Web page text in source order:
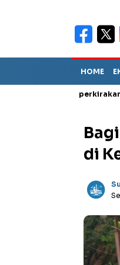
HOME
TPA Diperkirakan
di